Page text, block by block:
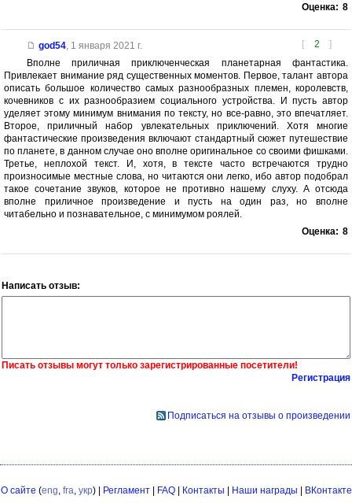
Оценка: 8
[ 2 ]
god54, 1 января 2021 г.
Вполне приличная приключенческая планетарная фантастика.
Привлекает внимание ряд существенных моментов. Первое, талант автора
описать большое количество самых разнообразных племен, королевств,
кочевников с их разнообразием социального устройства. И пусть автор
уделяет этому минимум внимания по тексту, но все-равно, это впечатляет.
Второе, приличный набор увлекательных приключений. Хотя многие
фантастические произведения включают стандартный сюжет путешествие
по планете, в данном случае оно вполне оригинальное со своими фишками.
Третье, неплохой текст. И, хотя, в тексте часто встречаются трудно
произносимые местные слова, но читаются они легко, ибо автор подобрал
такое сочетание звуков, которое не противно нашему слуху. А отсюда
вполне приличное произведение и пусть на один раз, но вполне
читабельно и познавательное, с минимумом роялей.
Оценка: 8
Написать отзыв:
Писать отзывы могут только зарегистрированные посетители!
Регистрация
Подписаться на отзывы о произведении
О сайте (eng, fra, укр) | Регламент| FAQ| Контакты Наши награды ВКонтакте